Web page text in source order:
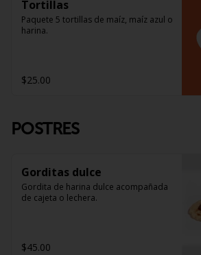
Tortillas
Paquete 5 tortillas de maíz, maíz azul o
harina.
$25.00
POSTRES
Gorditas dulce
Gordita de harina dulce acompañada
de cajeta o lechera.
$45.00